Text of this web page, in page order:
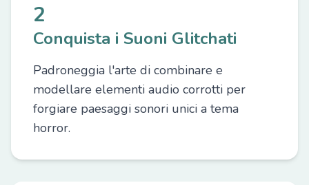
2
Conquista i Suoni Glitchati
Padroneggia l'arte di combinare e
modellare elementi audio corrotti per
forgiare paesaggi sonori unici a tema
horror.